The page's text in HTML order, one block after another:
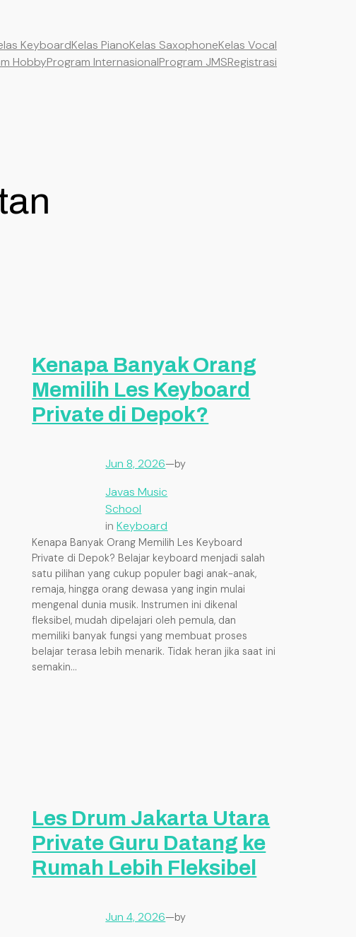
KeyboardKelas PianoKelas SaxophoneKelas Vocal
HobbyProgram InternasionalProgram JMSRegistrasi
Kenapa Banyak Orang
Memilih Les Keyboard
Private di Depok?
Jun 8, 2026—by
Javas Music
School
inKeyboard
Kenapa Banyak Orang Memilih Les Keyboard
Private di Depok? Belajar keyboard menjadi salah
satu pilihan yang cukup populer bagi anak-anak,
remaja, hingga orang dewasa yang ingin mulai
mengenal dunia musik. Instrumen ini dikenal
fleksibel, mudah dipelajari oleh pemula, dan
memiliki banyak fungsi yang membuat proses
belajar terasa lebih menarik. Tidak heran jika saat ini
semakin…
Les Drum Jakarta Utara
Private Guru Datang ke
Rumah Lebih Fleksibel
Jun 4, 2026—by